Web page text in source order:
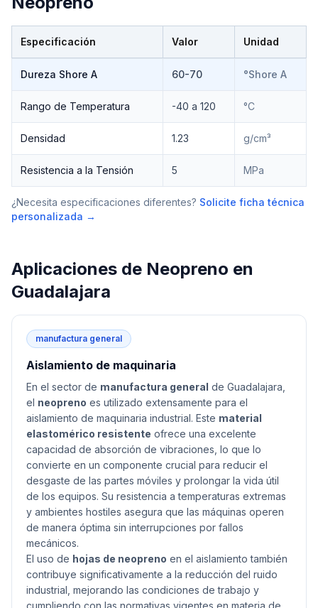
Especificación Valor Unidad
Dureza Shore A 60-70 °Shore A
Rango de Temperatura -40 a 120 °C
Densidad 1.23 g/cm³
Resistencia a la Tensión 5 MPa
¿Necesita especificaciones diferentes? Solicite ficha técnica
personalizada →
Aplicaciones de Neopreno en
Guadalajara
manufactura general
Aislamiento de maquinaria
En el sector de manufactura general de Guadalajara,
el neopreno es utilizado extensamente para el
aislamiento de maquinaria industrial. Este material
elastomérico resistente ofrece una excelente
capacidad de absorción de vibraciones, lo que lo
convierte en un componente crucial para reducir el
desgaste de las partes móviles y prolongar la vida útil
de los equipos. Su resistencia a temperaturas extremas
y ambientes hostiles asegura que las máquinas operen
de manera óptima sin interrupciones por fallos
mecánicos.
El uso de hojas de neopreno en el aislamiento también
contribuye significativamente a la reducción del ruido
industrial, mejorando las condiciones de trabajo y
cumpliendo con las normativas vigentes en materia de